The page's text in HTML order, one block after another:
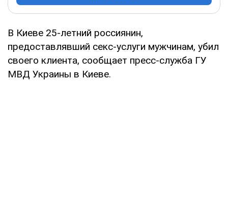
В Киеве 25-летний россиянин,
предоставлявший секс-услуги мужчинам, убил
своего клиента, сообщает пресс-служба ГУ
МВД Украины в Киеве.